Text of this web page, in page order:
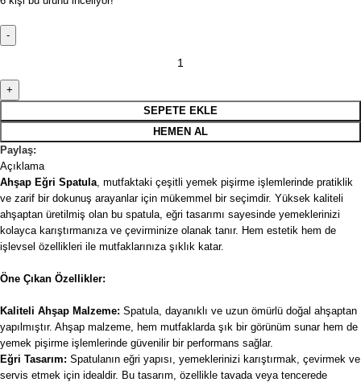
SEPETE EKLE
HEMEN AL
Paylaş:
Açıklama
Ahşap Eğri Spatula , mutfaktaki çeşitli yemek pişirme işlemlerinde pratiklik
ve zarif bir dokunuş arayanlar için mükemmel bir seçimdir. Yüksek kaliteli
ahşaptan üretilmiş olan bu spatula, eğri tasarımı sayesinde yemeklerinizi
kolayca karıştırmanıza ve çevirminize olanak tanır. Hem estetik hem de
işlevsel özellikleri ile mutfaklarınıza şıklık katar.
Öne Çıkan Özellikler:
Kaliteli Ahşap Malzeme: Spatula, dayanıklı ve uzun ömürlü doğal ahşaptan
yapılmıştır. Ahşap malzeme, hem mutfaklarda şık bir görünüm sunar hem de
yemek pişirme işlemlerinde güvenilir bir performans sağlar.
Eğri Tasarım: Spatulanın eğri yapısı, yemeklerinizi karıştırmak, çevirmek ve
servis etmek için idealdir. Bu tasarım, özellikle tavada veya tencerede